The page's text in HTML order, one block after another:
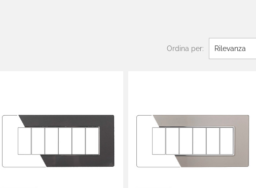
Ordina per: Rilevanza